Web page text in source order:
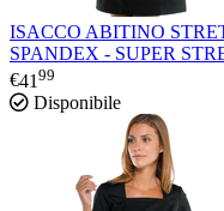
ISACCO ABITINO
SPANDEX - SUPER
€41 99
Disponibile